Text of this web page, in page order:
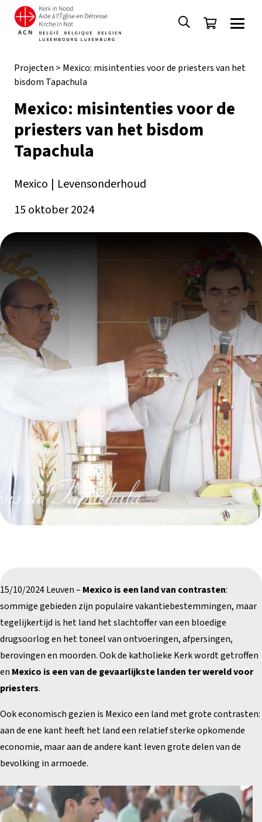
Projecten > Mexico: misintenties voor de priesters van het
bisdom Tapachula
Mexico: misintenties voor de
priesters van het bisdom
Tapachula
Mexico | Levensonderhoud
15 oktober 2024
15/10/2024 Leuven – Mexico is een land van contrasten:
sommige gebieden zijn populaire vakantiebestemmingen, maar
tegelijkertijd is het land het slachtoffer van een bloedige
drugsoorlog en het toneel van ontvoeringen, afpersingen,
berovingen en moorden. Ook de katholieke Kerk wordt getroffen
en Mexico is een van de gevaarlijkste landen ter wereld voor
priesters.
Ook economisch gezien is Mexico een land met grote contrasten:
aan de ene kant heeft het land een relatief sterke opkomende
economie, maar aan de andere kant leven grote delen van de
bevolking in armoede.